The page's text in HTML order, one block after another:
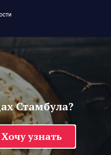
Стамбула?
Хочу узнать